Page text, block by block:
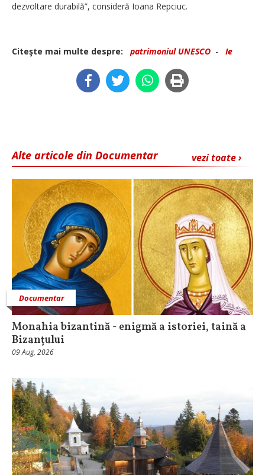
dezvoltare durabilă”, consideră Ioana Repciuc.
Citeşte mai multe despre: patrimoniul UNESCO - Ie
vezi toate ›
Alte articole din Documentar
Documentar
Monahia bizantină - enigmă a istoriei, taină a
Bizanțului
09 Aug, 2026